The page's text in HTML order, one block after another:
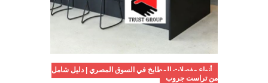
أنواع مفصلات المطابخ في السوق المصري | دليل شامل
من تراست جروب